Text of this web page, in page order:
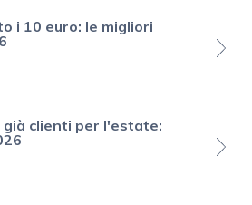
i 10 euro: le migliori
già clienti per l'estate: